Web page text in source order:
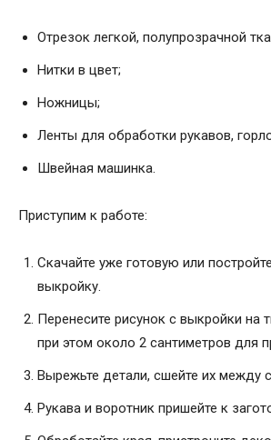
Отрезок легкой, полупрозрачной
Нитки в цвет;
Ножницы;
Ленты для обработки рукавов,
Швейная машинка.
Приступим к работе:
Скачайте уже готовую или
выкройку.
Перенесите рисунок с выкройки на
при этом около 2 сантиметров для
Вырежьте детали, сшейте их между
Рукава и воротник пришейте к